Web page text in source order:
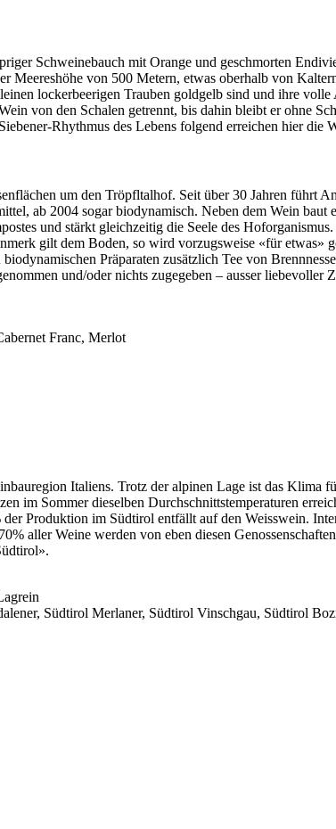
Schweinebauch mit Orange und geschmorten
Meereshöhe von 500 Metern, etwas oberhalb von
lockerbeerigen Trauben goldgelb sind und ihre
von den Schalen getrennt, bis dahin bleibt er ohne
Rhythmus des Lebens folgend erreichen hier die
um den Tröpfltalhof. Seit über 30 Jahren führt
ab 2004 sogar biodynamisch. Neben dem Wein
und stärkt gleichzeitig die Seele des
gilt dem Boden, so wird vorzugsweise «für etwas»
Präparaten zusätzlich Tee von
und/oder nichts zugegeben – ausser liebevoller
Franc, Merlot
Italiens. Trotz der alpinen Lage ist das Klima
im Sommer dieselben Durchschnittstemperaturen
Produktion im Südtirol entfällt auf den Weisswein.
aller Weine werden von eben diesen
Südtirol Merlaner, Südtirol Vinschgau, Südtirol